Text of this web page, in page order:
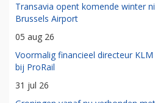
Transavia opent komende winter
Brussels Airport
05 aug 26
Voormalig financieel directeur
bij ProRail
31 jul 26